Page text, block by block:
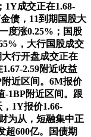
1Y成交正在1.68-
债，11到期国股大
度涨0.25%；国股
，大行国股成交
行开盘成交正在
2.59附近收益
近区间。6M报价
-1BP附近区间。跟
1Y报价1.66-
为从，短融集中正
超600亿。国债期